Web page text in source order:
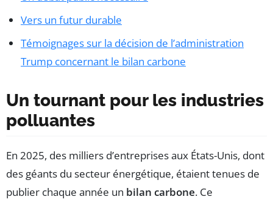
Vers un futur durable
Témoignages sur la décision de l’administration
Trump concernant le bilan carbone
Un tournant pour les industries
polluantes
En 2025, des milliers d’entreprises aux États-Unis, dont
des géants du secteur énergétique, étaient tenues de
publier chaque année un bilan carbone. Ce